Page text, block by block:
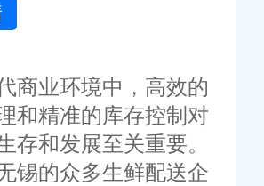
业环境中，高效的
和精准的库存控制对
存和发展至关重要。
锡的众多生鲜配送企